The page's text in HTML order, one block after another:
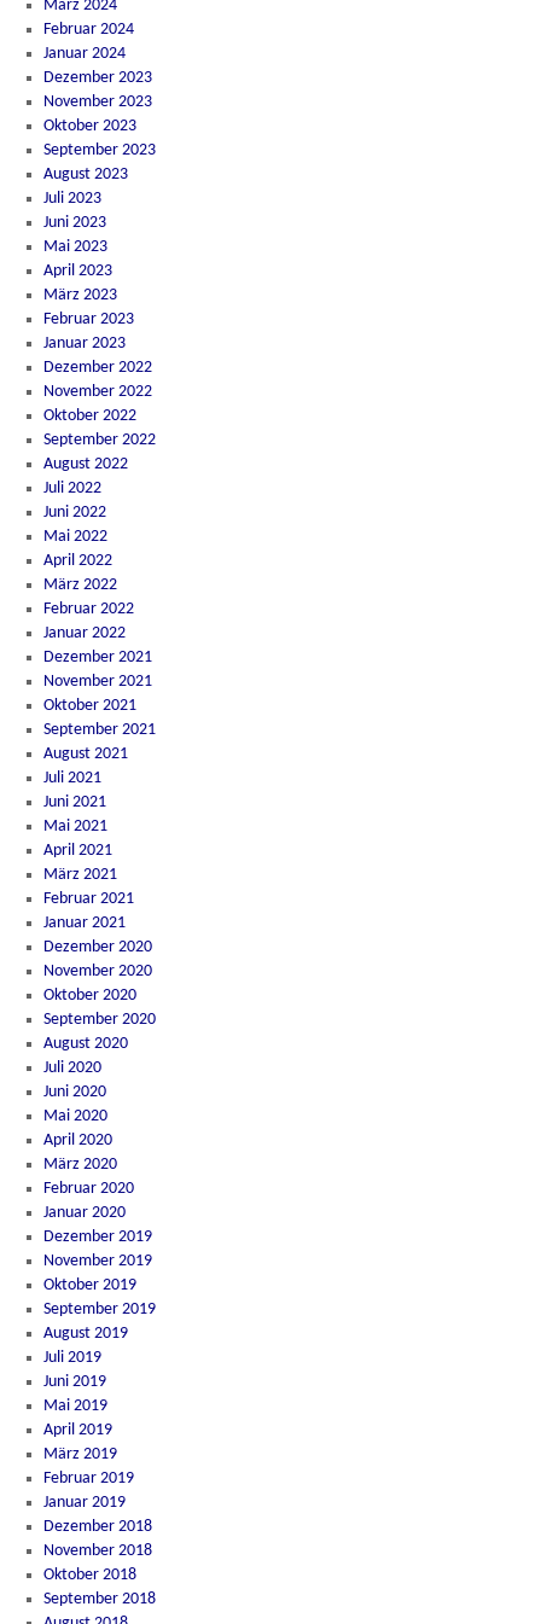
März 2024
Februar 2024
Januar 2024
Dezember 2023
November 2023
Oktober 2023
September 2023
August 2023
Juli 2023
Juni 2023
Mai 2023
April 2023
März 2023
Februar 2023
Januar 2023
Dezember 2022
November 2022
Oktober 2022
September 2022
August 2022
Juli 2022
Juni 2022
Mai 2022
April 2022
März 2022
Februar 2022
Januar 2022
Dezember 2021
November 2021
Oktober 2021
September 2021
August 2021
Juli 2021
Juni 2021
Mai 2021
April 2021
März 2021
Februar 2021
Januar 2021
Dezember 2020
November 2020
Oktober 2020
September 2020
August 2020
Juli 2020
Juni 2020
Mai 2020
April 2020
März 2020
Februar 2020
Januar 2020
Dezember 2019
November 2019
Oktober 2019
September 2019
August 2019
Juli 2019
Juni 2019
Mai 2019
April 2019
März 2019
Februar 2019
Januar 2019
Dezember 2018
November 2018
Oktober 2018
September 2018